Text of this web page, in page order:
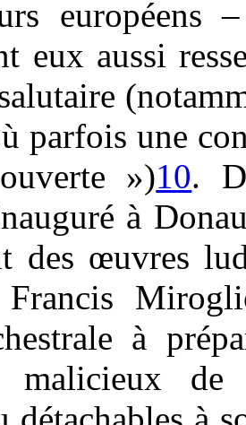
européens
eux aussi
parfois une
»)10.
à
des œuvres
Francis
à
malicieux de